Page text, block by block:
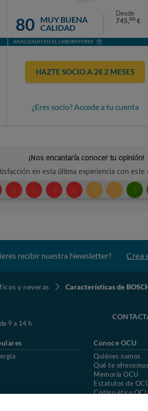
80
MUY BUENA
CALIDAD
Desde
745,00 €
ANALIZADO EN EL LABORATORIO
HAZTE SOCIO A 2€ 2 MESES
¿Eres socio? Accede a tu cuenta
recibir nuestra Newsletter? Crea
y neveras Características de
9 a 14 h
Conoce OCU
Quiénes somos
Qué te ofrecemos
Memoria OCU
Estatutos de
Código ético